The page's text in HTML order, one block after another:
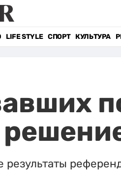
LIFE STYLE СПОРТ КУЛЬТУРА
результаты